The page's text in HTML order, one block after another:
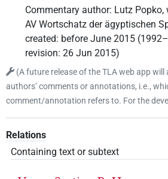
Commentary author: Lutz Popko,
AV Wortschatz der ägyptischen
created: before June 2015
revision: 26 Jun 2015)
(A future release of the TLA web app
authors’ comments or annotations, i.e.,
comment/annotation refers to. For the
Relations
Containing text or subtext